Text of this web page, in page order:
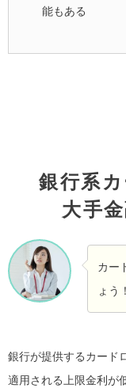
能もある
銀行系
大手
カー
ょう！
銀行が提供するカード
適用される上限金利が